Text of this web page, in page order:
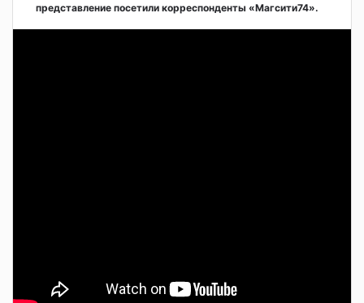
представление посетили корреспонденты «Магсити74».